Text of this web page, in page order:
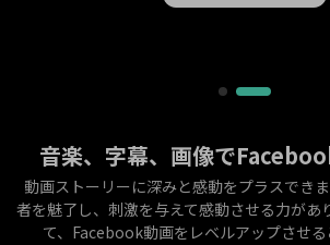
音楽、字幕、画像で
動画ストーリーに深みと感動をプラスでき
者を魅了し、刺激を与えて感動させる力があ
て、Facebook動画をレベルアップさせる